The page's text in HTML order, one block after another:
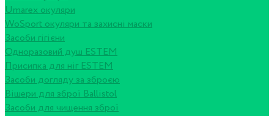
Umarex окуляри
WoSport окуляри та захисні маски
Засоби гігієни
Одноразовий душ ESTEM
Присипка для ніг ESTEM
Засоби догляду за зброєю
Вішери для зброї Ballistol
Засоби для чищення зброї